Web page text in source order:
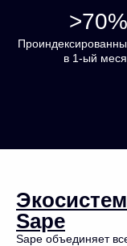
>70%
в 1-ый
Sape
Sape объединяет